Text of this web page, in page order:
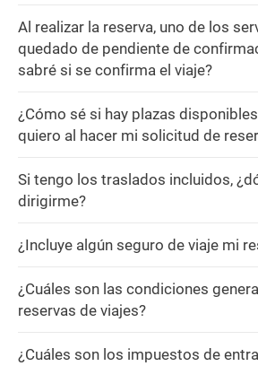
Al realizar la reserva, uno de los
quedado de pendiente de
sabré si se confirma el viaje?
¿Cómo sé si hay plazas
quiero al hacer mi solicitud de
Si tengo los traslados incluidos,
dirigirme?
¿Incluye algún seguro de viaje mi
¿Cuáles son las condiciones
reservas de viajes?
¿Cuáles son los impuestos de